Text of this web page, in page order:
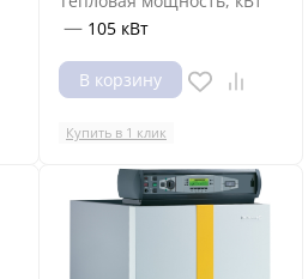
— 105 кВт
В корзину
Купить в 1 клик